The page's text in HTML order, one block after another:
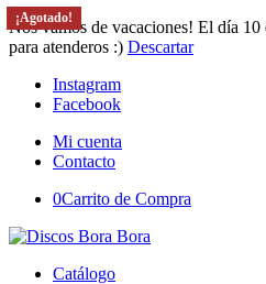
Nos vamos de vacaciones! El día 10
para atenderos :) Descartar
Instagram
Facebook
Mi cuenta
Contacto
0Carrito de Compra
Catálogo
¡Agotado!
¡Agotado!
¡Agotado!
¡Agotado!
¡Agotado!